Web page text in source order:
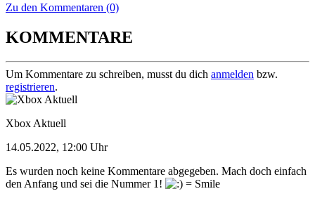
Zu den Kommentaren (0)
KOMMENTARE
Um Kommentare zu schreiben, musst du dich anmelden bzw.
registrieren.
Xbox Aktuell
14.05.2022, 12:00 Uhr
Es wurden noch keine Kommentare abgegeben. Mach doch einfach
den Anfang und sei die Nummer 1!